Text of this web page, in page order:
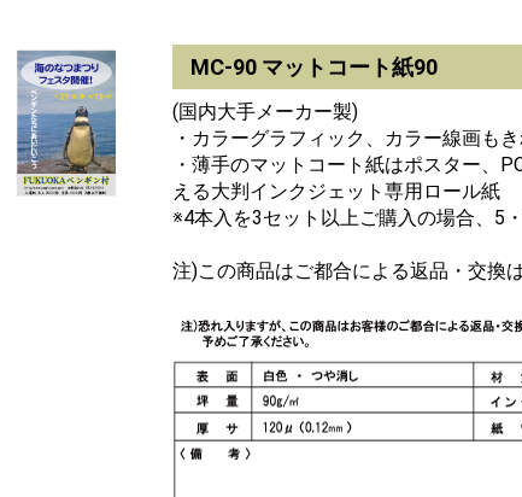
MC-90 マットコート紙90
(国内大手メーカー製)
・カラーグラフィック、カラー線画も
・薄手のマットコート紙はポスター、
える大判インクジェット専用ロール紙
※4本入を3セット以上ご購入の場合、5
注)この商品はご都合による返品・交換